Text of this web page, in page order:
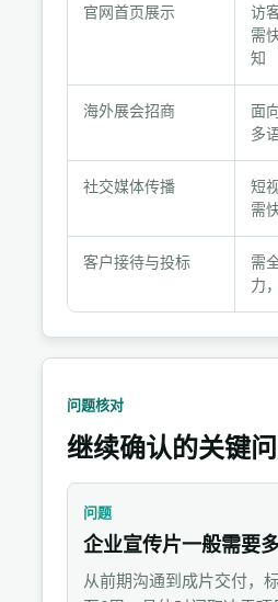
荐
组
官网首页展示
访
需
知
海外展会招商
面
多
社交媒体传播
短
需
客户接待与投标
需
力
问题核对
继续确认的关键
问题
企业宣传片一般需要
从前期沟通到成片交付，